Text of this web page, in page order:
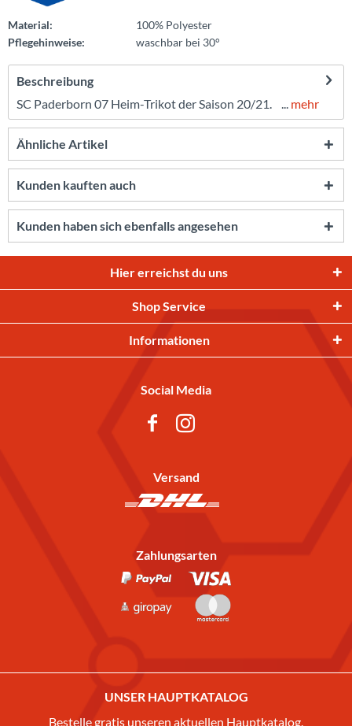
Material:
100% Polyester
Pflegehinweise:
waschbar bei 30°
Beschreibung
SC Paderborn 07 Heim-Trikot der Saison 20/21. ... mehr
Ähnliche Artikel
Kunden kauften auch
Kunden haben sich ebenfalls angesehen
Hier erreichst du uns
Shop Service
Informationen
Social Media
Versand
Zahlungsarten
UNSER HAUPTKATALOG
Bestelle gratis unseren aktuellen Hauptkatalog.